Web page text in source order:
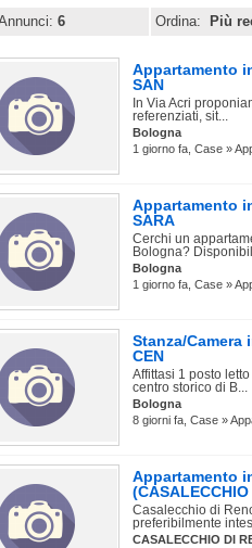
6 Ordina:
Appartamento
SAN
In Via Acri
referenziati, sit...
Bologna
1 giorno fa, Case »
Appartamento
SARA
Cerchi un
Bologna?
Bologna
1 giorno fa, Case »
Stanza/Camera
CEN
Affittasi 1 posto
centro storico di B...
Bologna
8 giorni fa, Case »
Appartamento
(CASALECCHIO
Casalecchio di
preferibilmente
CASALECCHIO DI